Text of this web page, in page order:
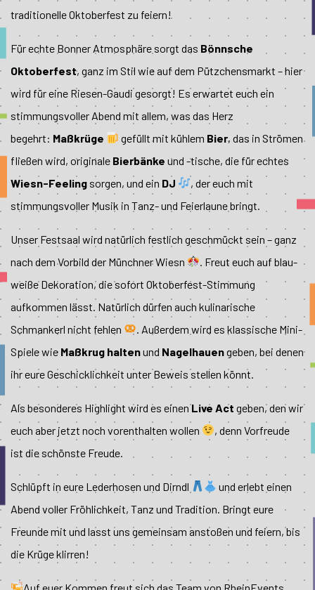
traditionelle Oktoberfest zu feiern!
Für echte Bonner Atmosphäre sorgt das Bönnsche
Oktoberfest, ganz im Stil wie auf dem Pützchensmarkt – hier
wird für eine Riesen-Gaudi gesorgt! Es erwartet euch ein
stimmungsvoller Abend mit allem, was das Herz
begehrt: Maßkrüge gefüllt mit kühlem Bier, das in Strömen
fließen wird, originale Bierbänke und -tische, die für echtes
Wiesn-Feeling sorgen, und ein DJ
, der euch mit
stimmungsvoller Musik in Tanz- und Feierlaune bringt.
Unser Festsaal wird natürlich festlich geschmückt sein – ganz
nach dem Vorbild der Münchner Wiesn
. Freut euch auf blau-
weiße Dekoration, die sofort Oktoberfest-Stimmung
aufkommen lässt. Natürlich dürfen auch kulinarische
Schmankerl nicht fehlen
. Außerdem wird es klassische Mini-
Spiele wie Maßkrug haltenund Nagelhauengeben, bei denen
ihr eure Geschicklichkeit unter Beweis stellen könnt.
Als besonderes Highlight wird es einenLive Act geben, den wir
euch aber jetzt noch vorenthalten wollen
, denn Vorfreude
ist die schönste Freude.
Schlüpft in eure Lederhosen und Dirndl
und erlebt einen
Abend voller Fröhlichkeit, Tanz und Tradition. Bringt eure
Freunde mit und lasst uns gemeinsam anstoßen und feiern, bis
die Krüge klirren!
Auf euer Kommen freut sich das Team von RheinEvents.